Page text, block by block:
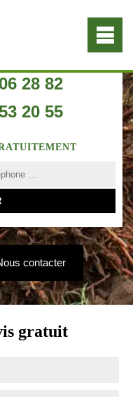
28 82
20 55
contacter
gratuit